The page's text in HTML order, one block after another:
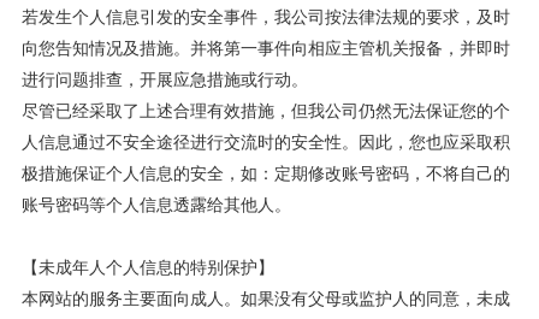
若发生个人信息引发的安全事件，我公司按法律法规的要求，及时
向您告知情况及措施。并将第一事件向相应主管机关报备，并即时
进行问题排查，开展应急措施或行动。
尽管已经采取了上述合理有效措施，但我公司仍然无法保证您的个
人信息通过不安全途径进行交流时的安全性。因此，您也应采取积
极措施保证个人信息的安全，如：定期修改账号密码，不将自己的
账号密码等个人信息透露给其他人。
【未成年人个人信息的特别保护】
本网站的服务主要面向成人。如果没有父母或监护人的同意，未成